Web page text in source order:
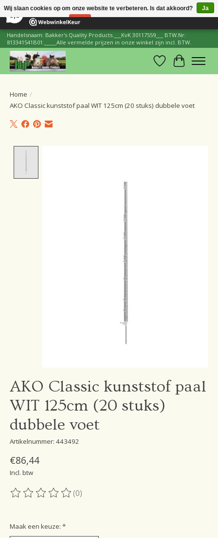
206 Reviews ×
Handelsnaam: Bakker's Quality Products.___KvK 30117559___ BTW.Nr:
813341541B01._____Alle vermelde prijzen in onze winkel zijn incl. BTW.
Verlanglijst
Home /
AKO Classic kunststof paal WIT 125cm (20 stuks) dubbele voet
AKO Classic kunststof paal
WIT 125cm (20 stuks)
dubbele voet
Artikelnummer: 443492
€86,44
Incl. btw
De beoordeling van dit product is
(0)
Maak een keuze: *
Wij slaan cookies op om onze website te verbeteren. Is dat akkoord?
Ja
Nee